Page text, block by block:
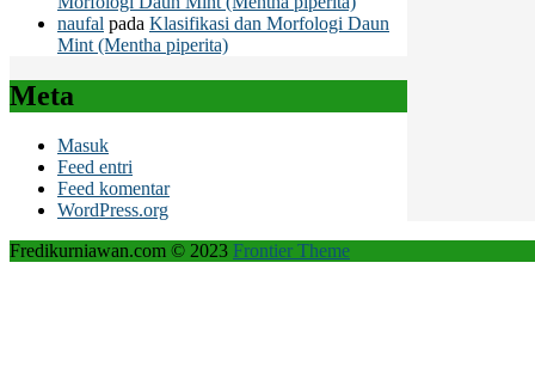
naufal pada Klasifikasi dan Morfologi Daun
Mint (Mentha piperita)
Meta
Masuk
Feed entri
Feed komentar
WordPress.org
Fredikurniawan.com © 2023 Frontier Theme